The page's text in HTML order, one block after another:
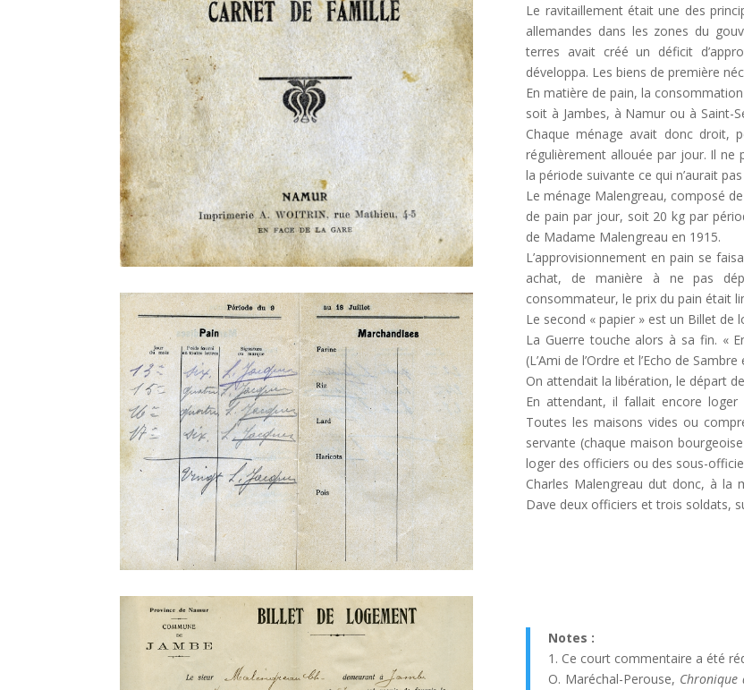
Le ravitaillement était une des
allemandes dans les zones du
terres avait créé un déficit
développa. Les biens de première
En matière de pain, la
soit à Jambes, à Namur ou à Saint-
Chaque ménage avait donc droit,
régulièrement allouée par jour. Il
la période suivante ce qui n’aurait
Le ménage Malengreau, composé
de pain par jour, soit 20 kg par
de Madame Malengreau en 1915.
L’approvisionnement en pain se
achat, de manière à ne pas
consommateur, le prix du pain était
Le second « papier » est un Billet
La Guerre touche alors à sa fin. «
(L’Ami de l’Ordre et l’Echo de
On attendait la libération, le départ
En attendant, il fallait encore loger
Toutes les maisons vides ou
servante (chaque maison
loger des officiers ou des sous-
Charles Malengreau dut donc, à la
Dave deux officiers et trois soldats,
Notes :
1. Ce court commentaire a été
O. Maréchal-Perouse,